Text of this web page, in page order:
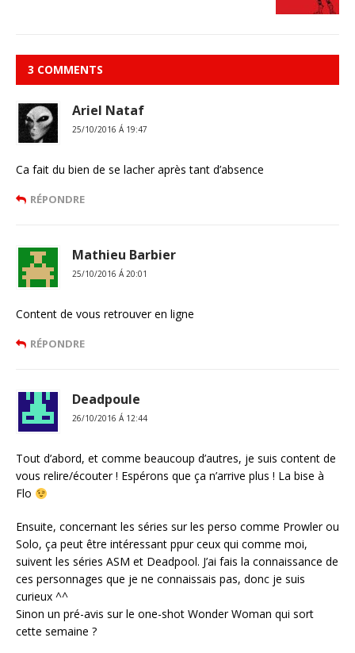
3 COMMENTS
Ariel Nataf
25/10/2016 Á 19:47
Ca fait du bien de se lacher après tant d’absence
RÉPONDRE
Mathieu Barbier
25/10/2016 Á 20:01
Content de vous retrouver en ligne
RÉPONDRE
Deadpoule
26/10/2016 Á 12:44
Tout d’abord, et comme beaucoup d’autres, je suis content de
vous relire/écouter ! Espérons que ça n’arrive plus ! La bise à
Flo
Ensuite, concernant les séries sur les perso comme Prowler ou
Solo, ça peut être intéressant ppur ceux qui comme moi,
suivent les séries ASM et Deadpool. J’ai fais la connaissance de
ces personnages que je ne connaissais pas, donc je suis
curieux ^^
Sinon un pré-avis sur le one-shot Wonder Woman qui sort
cette semaine ?